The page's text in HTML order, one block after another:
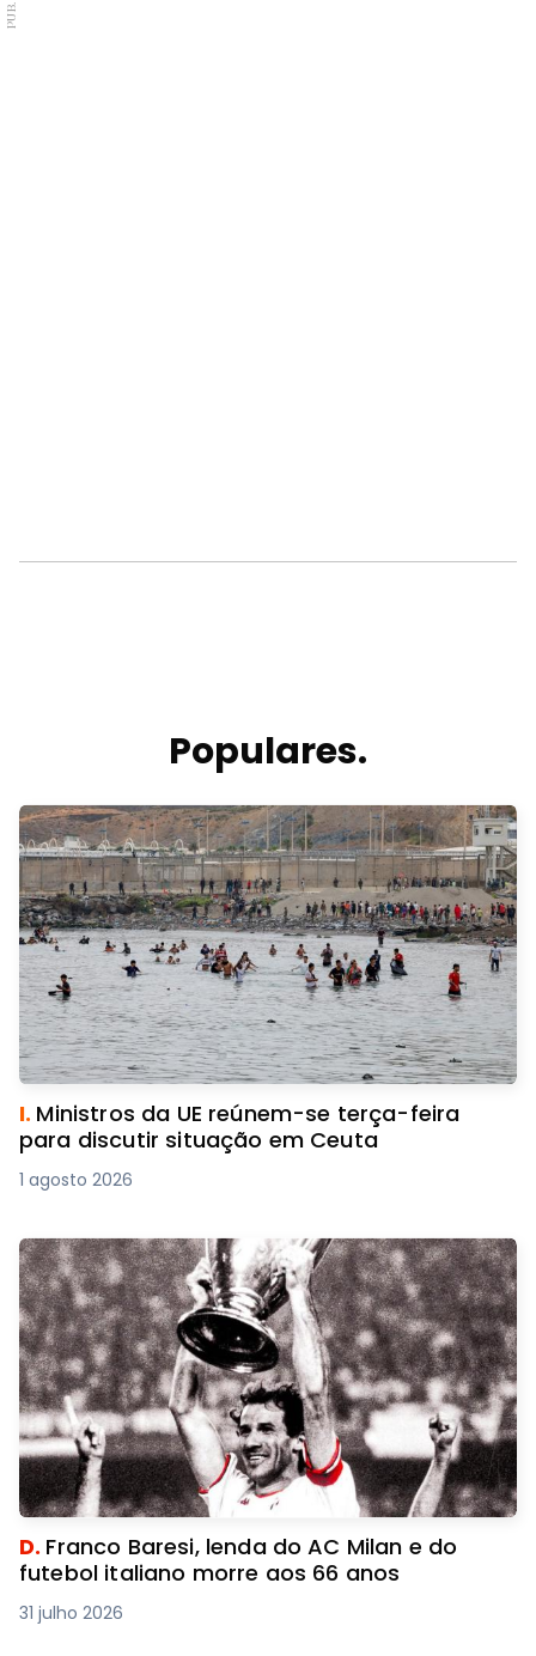
PUB.
Populares.
I. Ministros da UE reúnem-se terça-feira
para discutir situação em Ceuta
1 agosto 2026
D. Franco Baresi, lenda do AC Milan e do
futebol italiano morre aos 66 anos
31 julho 2026